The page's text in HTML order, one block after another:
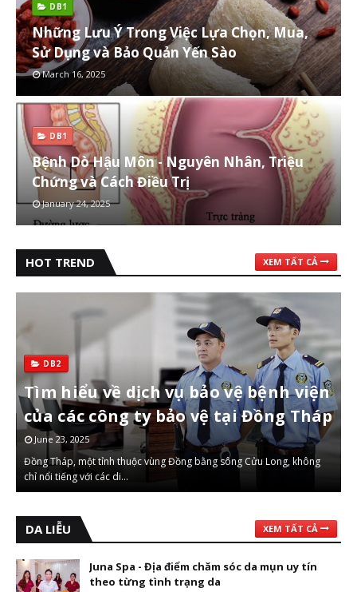
DB1
Những Lưu Ý Trong Việc Lựa Chọn, Mua,
Sử Dụng và Bảo Quản Yến Sào
March 16, 2025
DB1
Bệnh Dò Hậu Môn - Nguyên Nhân, Triệu
Chứng và Cách Điều Trị
January 24, 2025
HOT TREND XEM TẤT CẢ
DB2
Nồi Bếp Từ – Bí Quyết Chọn Mua Và
Sử Dụng Hiệu Quả
April 27, 2025
1. Nồi Bếp Từ Là Gì? Nồi bếp từ là loại nồi được thiết kế đặc biệt để
sử dụng trên bế…
DA LIỄU XEM TẤT CẢ
Juna Spa - Địa điểm chăm sóc da mụn uy tín
theo từng tình trạng da